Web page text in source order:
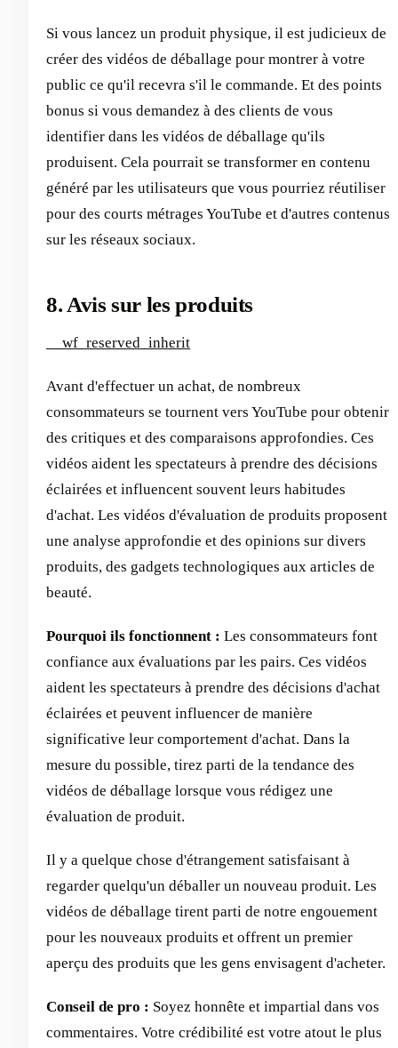
Si vous lancez un produit physique, il est judicieux de
créer des vidéos de déballage pour montrer à votre
public ce qu'il recevra s'il le commande. Et des points
bonus si vous demandez à des clients de vous
identifier dans les vidéos de déballage qu'ils
produisent. Cela pourrait se transformer en contenu
généré par les utilisateurs que vous pourriez réutiliser
pour des courts métrages YouTube et d'autres contenus
sur les réseaux sociaux.
8. Avis sur les produits
__wf_reserved_inherit
Avant d'effectuer un achat, de nombreux
consommateurs se tournent vers YouTube pour obtenir
des critiques et des comparaisons approfondies. Ces
vidéos aident les spectateurs à prendre des décisions
éclairées et influencent souvent leurs habitudes
d'achat. Les vidéos d'évaluation de produits proposent
une analyse approfondie et des opinions sur divers
produits, des gadgets technologiques aux articles de
beauté.
Pourquoi ils fonctionnent : Les consommateurs font
confiance aux évaluations par les pairs. Ces vidéos
aident les spectateurs à prendre des décisions d'achat
éclairées et peuvent influencer de manière
significative leur comportement d'achat. Dans la
mesure du possible, tirez parti de la tendance des
vidéos de déballage lorsque vous rédigez une
évaluation de produit.
Il y a quelque chose d'étrangement satisfaisant à
regarder quelqu'un déballer un nouveau produit. Les
vidéos de déballage tirent parti de notre engouement
pour les nouveaux produits et offrent un premier
aperçu des produits que les gens envisagent d'acheter.
Conseil de pro : Soyez honnête et impartial dans vos
commentaires. Votre crédibilité est votre atout le plus